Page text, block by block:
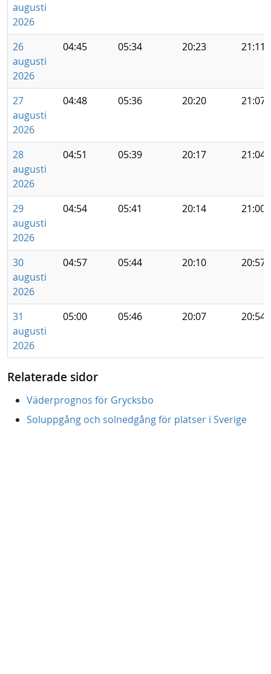
augusti
2026
26
augusti
2026
04:45 05:34 20:23 21:11
27
augusti
2026
04:48 05:36 20:20 21:07
28
augusti
2026
04:51 05:39 20:17 21:04
29
augusti
2026
04:54 05:41 20:14 21:00
30
augusti
2026
04:57 05:44 20:10 20:57
31
augusti
2026
05:00 05:46 20:07 20:54
Relaterade sidor
Väderprognos för Grycksbo
Soluppgång och solnedgång för platser i Sverige